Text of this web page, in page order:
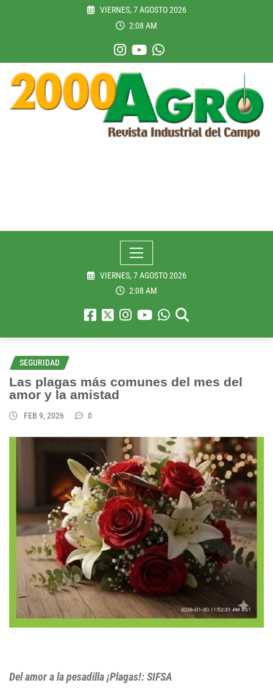
VIERNES, 7 AGOSTO 2026
2:08 AM
VIERNES, 7 AGOSTO 2026
2:08 AM
SEGURIDAD
Las plagas más comunes del mes del
amor y la amistad
FEB 9, 2026 0
Del amor a la pesadilla ¡Plagas!: SIFSA